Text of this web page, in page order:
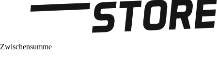
Zwischensumme